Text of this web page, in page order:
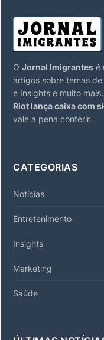
O Jornal Imigrantes é
artigos sobre temas
e Insights e muito
Riot lança caixa com
vale a pena conferir.
CATEGORIAS
Notícias
Entretenimento
Insights
Marketing
Saúde